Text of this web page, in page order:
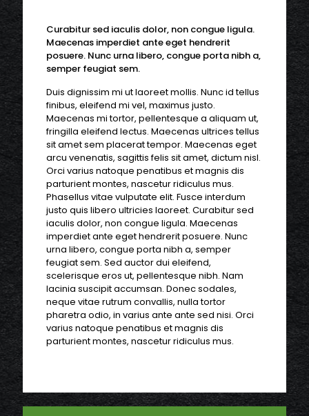
Curabitur sed iaculis dolor, non congue ligula.
Maecenas imperdiet ante eget hendrerit
posuere. Nunc urna libero, congue porta nibh a,
semper feugiat sem.
Duis dignissim mi ut laoreet mollis. Nunc id tellus
finibus, eleifend mi vel, maximus justo.
Maecenas mi tortor, pellentesque a aliquam ut,
fringilla eleifend lectus. Maecenas ultrices tellus
sit amet sem placerat tempor. Maecenas eget
arcu venenatis, sagittis felis sit amet, dictum nisl.
Orci varius natoque penatibus et magnis dis
parturient montes, nascetur ridiculus mus.
Phasellus vitae vulputate elit. Fusce interdum
justo quis libero ultricies laoreet. Curabitur sed
iaculis dolor, non congue ligula. Maecenas
imperdiet ante eget hendrerit posuere. Nunc
urna libero, congue porta nibh a, semper
feugiat sem. Sed auctor dui eleifend,
scelerisque eros ut, pellentesque nibh. Nam
lacinia suscipit accumsan. Donec sodales,
neque vitae rutrum convallis, nulla tortor
pharetra odio, in varius ante ante sed nisi. Orci
varius natoque penatibus et magnis dis
parturient montes, nascetur ridiculus mus.